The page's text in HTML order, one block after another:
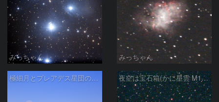
みっちゃん みっちゃん
極細月とプレアデス星団の接近 夜空は宝石箱(かに星雲 M1) Seestar50